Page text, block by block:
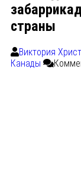
страны
Виктория
Канады